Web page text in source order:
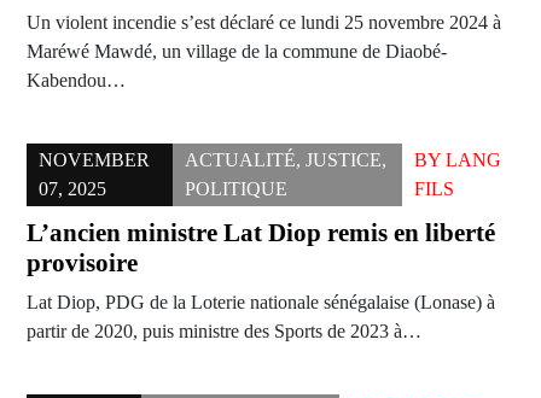
Un violent incendie s’est déclaré ce lundi 25 novembre 2024 à
Maréwé Mawdé, un village de la commune de Diaobé-
Kabendou…
NOVEMBER
07, 2025
ACTUALITÉ,JUSTICE,
POLITIQUE
BYLANG
FILS
L’ancien ministre Lat Diop remis en liberté
provisoire
Lat Diop, PDG de la Loterie nationale sénégalaise (Lonase) à
partir de 2020, puis ministre des Sports de 2023 à…